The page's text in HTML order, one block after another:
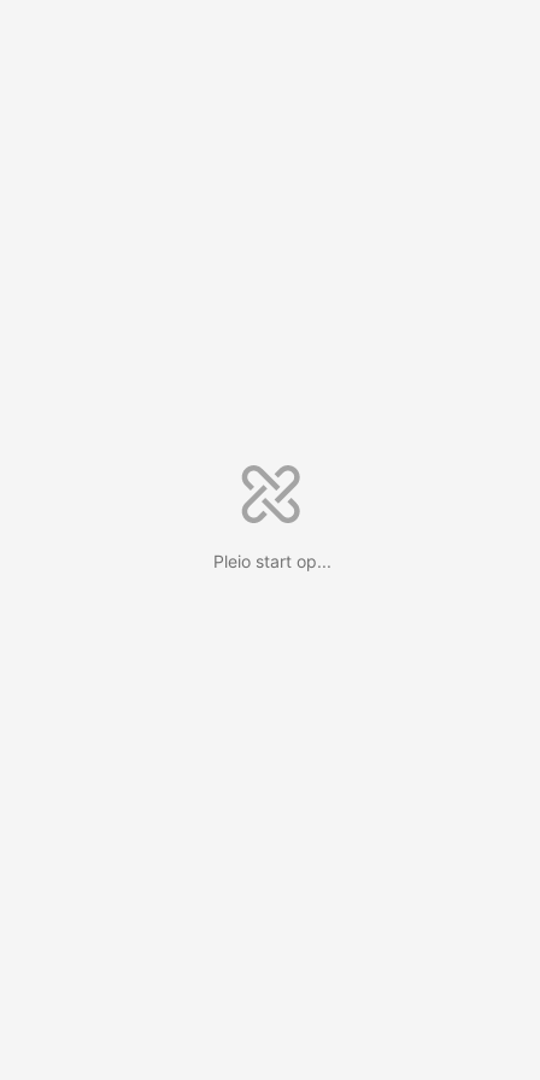
Pleio start op...